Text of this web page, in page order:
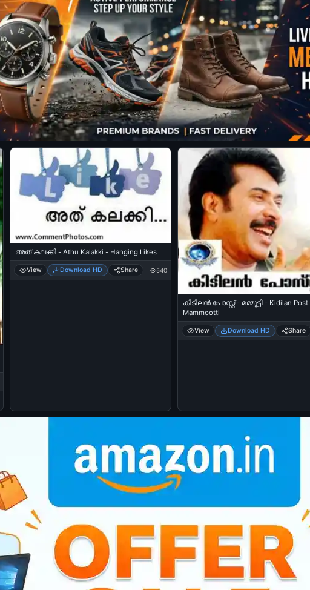
അത് കലക്കി - Athu Kalakki - Hanging Likes
View Download HD Share 540
കിടിലന്‍ പോസ്റ്റ്‌ - മമ്മൂട്ടി - Kidilan Post
Mammootti
View Download HD Share